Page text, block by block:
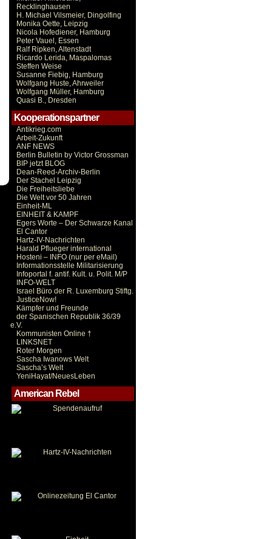
Recklinghausen
H. Michael Vilsmeier, Dingolfing
Monika Oette, Leipzig
Nicola Hofediener, Hamburg
Peter Vauel, Essen
Ralf Ripken, Altenstadt
Ricardo Lerida, Maspalomas
Steffen Weise
Susanne Fiebig, Hamburg
Wolfgang Huste, Ahrweiler
Wolfgang Müller, Hamburg
Quasi B., Dresden
Kooperationspartner
Antikrieg.com
Arbeit-Zukunft
ANF NEWS
Berlin Bulletin by Victor Grossman
BIP jetzt BLOG
Dean-Reed-Archiv-Berlin
Der Stachel Leipzig
Die Freiheitsliebe
Die Welt vor 50 Jahren
Einheit-ML
EINHEIT & KAMPF
Egers Worte – Der Schwarze Kanal
El Cantor
Hartz-IV-Nachrichten
Harald Pflueger international
Hosteni – INFO (nur per eMail)
Informationsstelle Militarisierung
Infoportal f. antif. Kult. u. Polit. M/P
INFO-WELT
Israel Büro der R. Luxemburg Stiftg.
JusticeNow!
Kämpfer und Freunde
der Spanischen Republik 36/39
e.V.
Kommunisten Online †
LINKSNET
Roter Morgen
Sascha Iwanows Welt
Sascha’s Welt
YeniHayat/NeuesLeben
American Rebel